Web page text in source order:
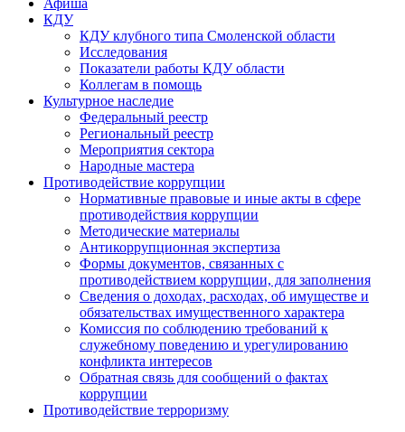
Афиша
КДУ
КДУ клубного типа Смоленской области
Исследования
Показатели работы КДУ области
Коллегам в помощь
Культурное наследие
Федеральный реестр
Региональный реестр
Мероприятия сектора
Народные мастера
Противодействие коррупции
Нормативные правовые и иные акты в сфере
противодействия коррупции
Методические материалы
Антикоррупционная экспертиза
Формы документов, связанных с
противодействием коррупции, для заполнения
Сведения о доходах, расходах, об имуществе и
обязательствах имущественного характера
Комиссия по соблюдению требований к
служебному поведению и урегулированию
конфликта интересов
Обратная связь для сообщений о фактах
коррупции
Противодействие терроризму